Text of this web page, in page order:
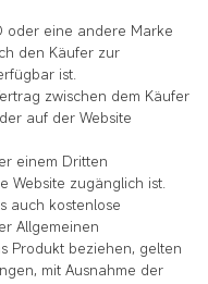
oder eine andere Marke
den Käufer zur
ist.
zwischen dem Käufer
auf der Website
einem Dritten
Website zugänglich ist.
auch kostenlose
Allgemeinen
Produkt beziehen, gelten
mit Ausnahme der